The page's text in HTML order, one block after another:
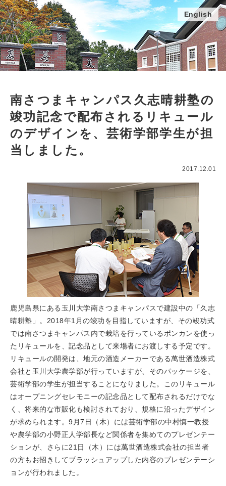
English
南さつまキャンパス久志晴耕塾の
竣功記念で配布されるリキュール
のデザインを、芸術学部学生が担
当しました。
2017.12.01
鹿児島県にある玉川大学南さつまキャンパスで建設中の「久志
晴耕塾」。2018年1月の竣功を目指していますが、その竣功式
では南さつまキャンパス内で栽培を行っているポンカンを使っ
たリキュールを、記念品として来場者にお渡しする予定です。
リキュールの開発は、地元の酒造メーカーである萬世酒造株式
会社と玉川大学農学部が行っていますが、そのパッケージを、
芸術学部の学生が担当することになりました。このリキュール
はオープニングセレモニーの記念品として配布されるだけでな
く、将来的な市販化も検討されており、規格に沿ったデザイン
が求められます。9月7日（木）には芸術学部の中村慎一教授
や農学部の小野正人学部長など関係者を集めてのプレゼンテー
ションが、さらに21日（木）には萬世酒造株式会社の担当者
の方もお招きしてブラッシュアップした内容のプレゼンテーシ
ョンが行われました。